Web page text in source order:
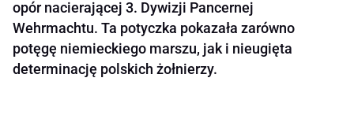
opór nacierającej 3. Dywizji Pancernej
Wehrmachtu. Ta potyczka pokazała zarówno
potęgę niemieckiego marszu, jak i nieugięta
determinację polskich żołnierzy.